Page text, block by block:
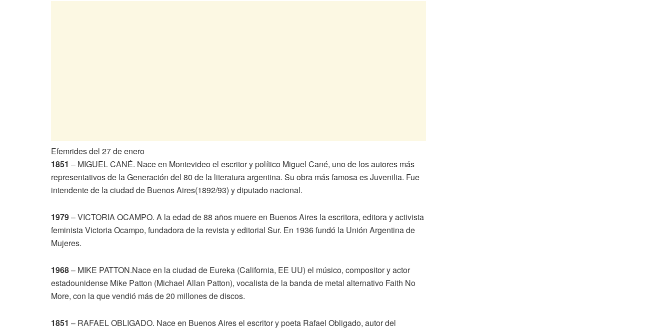
Efemrides del 27 de enero
1851 – MIGUEL CANÉ. Nace en Montevideo el escritor y político Miguel Cané, uno de los autores más
representativos de la Generación del 80 de la literatura argentina. Su obra más famosa es Juvenilia. Fue
intendente de la ciudad de Buenos Aires(1892/93) y diputado nacional.
1979– VICTORIA OCAMPO. A la edad de 88 años muere en Buenos Aires la escritora, editora y activista
feminista Victoria Ocampo, fundadora de la revista y editorial Sur. En 1936 fundó la Unión Argentina de
Mujeres.
1968– MIKE PATTON.Nace en la ciudad de Eureka (California, EE UU) el músico, compositor y actor
estadounidense Mike Patton (Michael Allan Patton), vocalista de la banda de metal alternativo Faith No
More, con la que vendió más de 20 millones de discos.
1851 – RAFAEL OBLIGADO. Nace en Buenos Aires el escritor y poeta Rafael Obligado, autor del